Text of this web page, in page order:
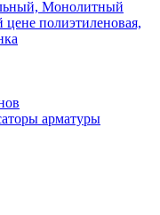
Монолитный
полиэтиленовая,
арматуры